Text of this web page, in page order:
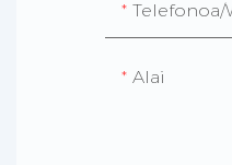
Telefonoa/
Alai